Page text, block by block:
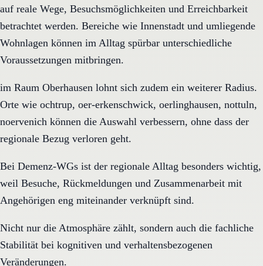
auf reale Wege, Besuchsmöglichkeiten und Erreichbarkeit
betrachtet werden. Bereiche wie Innenstadt und umliegende
Wohnlagen können im Alltag spürbar unterschiedliche
Voraussetzungen mitbringen.
im Raum Oberhausen lohnt sich zudem ein weiterer Radius.
Orte wie ochtrup, oer-erkenschwick, oerlinghausen, nottuln,
noervenich können die Auswahl verbessern, ohne dass der
regionale Bezug verloren geht.
Bei Demenz-WGs ist der regionale Alltag besonders wichtig,
weil Besuche, Rückmeldungen und Zusammenarbeit mit
Angehörigen eng miteinander verknüpft sind.
Nicht nur die Atmosphäre zählt, sondern auch die fachliche
Stabilität bei kognitiven und verhaltensbezogenen
Veränderungen.